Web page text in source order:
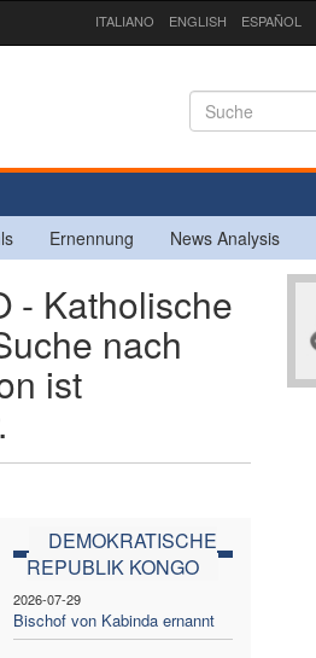
ITALIANO ENGLISH ESPAÑOL
Ernennung News Analysis
- Katholische
nach
ist
DEMOKRATISCHE
REPUBLIK KONGO
2026-07-29
Bischof von Kabinda ernannt